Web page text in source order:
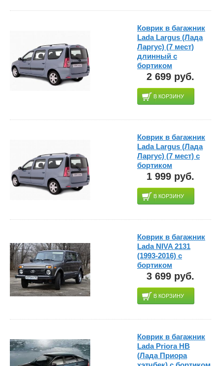
Коврик в багажник
Lada Largus (Лада
Ларгус) (7 мест)
длинный с
бортиком
2 699 руб.
В КОРЗИНУ
Коврик в багажник
Lada Largus (Лада
Ларгус) (7 мест) с
бортиком
1 999 руб.
В КОРЗИНУ
Коврик в багажник
Lada NIVA 2131
(1993-2016) с
бортиком
3 699 руб.
В КОРЗИНУ
Коврик в багажник
Lada Priora HB
(Лада Приора